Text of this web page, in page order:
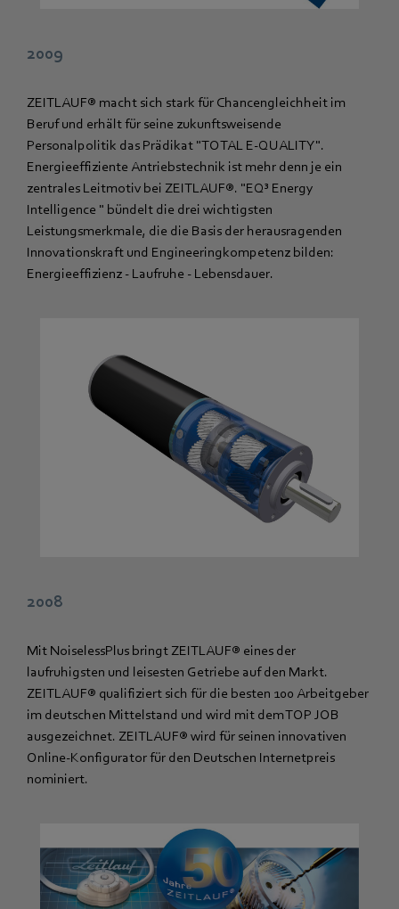
2009
ZEITLAUF® macht sich stark für Chancengleichheit im
Beruf und erhält für seine zukunftsweisende
Personalpolitik das Prädikat "TOTAL E-QUALITY".
Energieeffiziente Antriebstechnik ist mehr denn je ein
zentrales Leitmotiv bei ZEITLAUF®. "EQ³ Energy
Intelligence " bündelt die drei wichtigsten
Leistungsmerkmale, die die Basis der herausragenden
Innovationskraft und Engineeringkompetenz bilden:
Energieeffizienz - Laufruhe - Lebensdauer.
2008
Mit NoiselessPlus bringt ZEITLAUF® eines der
laufruhigsten und leisesten Getriebe auf den Markt.
ZEITLAUF® qualifiziert sich für die besten 100 Arbeitgeber
im deutschen Mittelstand und wird mit dem TOP JOB
ausgezeichnet. ZEITLAUF® wird für seinen innovativen
Online-Konfigurator für den Deutschen Internetpreis
nominiert.